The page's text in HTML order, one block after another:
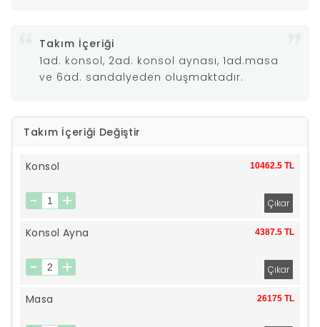
Odası
Tamamlayıcı
Ürünler
Afilli
Takım İçeriği
1ad. konsol, 2ad. konsol aynası, 1ad.masa
ve 6ad. sandalyeden oluşmaktadır.
Takım İçeriği Değiştir
Konsol 10462.5 TL
Konsol Ayna 4387.5 TL
Masa 26175 TL